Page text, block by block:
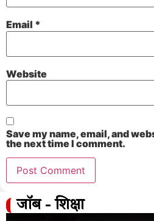
Email *
Website
Save my name, email, and
the next time I comment.
जॉब - शिक्षा